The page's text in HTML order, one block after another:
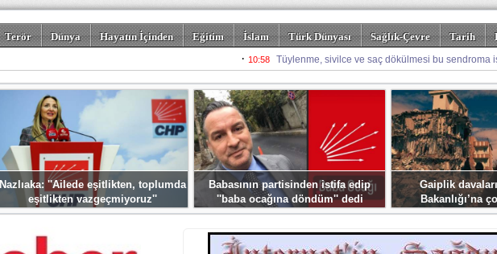
Terör Dünya Hayatın İçinden Eğitim İslam Türk Dünyası Sağlık-Çevre Tarih
Foto Galeriler
Nazlıaka: ''Ailede eşitlikten, toplumda
eşitlikten vazgeçmiyoruz''
Babasının partisinden istifa edip
''baba ocağına döndüm'' dedi
Gaiplik
Bakanlığı’na